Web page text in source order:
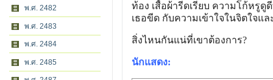
พ.ศ. 2482
พ.ศ. 2483
พ.ศ. 2484
พ.ศ. 2485
ท้อง เสื้อผ้ารีดเรียบ ความโก้หรูดู
เธอขีด กับความเข้าใจในจิตใจแ
สิ่งไหนกันแน่ที่เขาต้องการ?
นักแสดง: